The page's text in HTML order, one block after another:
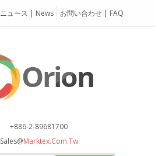
ニュース | News お問い合わせ | FAQ
+886-2-89681700
Sales@Marktex.com.tw